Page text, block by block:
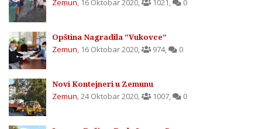
Zemun, 16 Oktobar 2020, 1021, 0
Opština Nagradila ”Vukovce”
Zemun, 16 Oktobar 2020, 974, 0
Novi Kontejneri u Zemunu
Zemun,24 Oktobar 2020, 1007, 0